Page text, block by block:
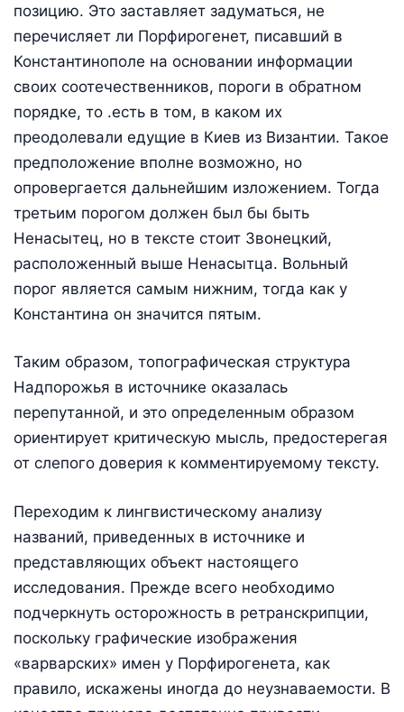
позицию. Это заставляет задуматься, не
перечисляет ли Порфирогенет, писавший в
Константинополе на основании информации
своих соотечественников, пороги в обратном
порядке, то .есть в том, в каком их
преодолевали едущие в Киев из Византии. Такое
предположение вполне возможно, но
опровергается дальнейшим изложением. Тогда
третьим порогом должен был бы быть
Ненасытец, но в тексте стоит Звонецкий,
расположенный выше Ненасытца. Вольный
порог является самым нижним, тогда как у
Константина он значится пятым.
Таким образом, топографическая структура
Надпорожья в источнике оказалась
перепутанной, и это определенным образом
ориентирует критическую мысль, предостерегая
от слепого доверия к комментируемому тексту.
Переходим к лингвистическому анализу
названий, приведенных в источнике и
представляющих объект настоящего
исследования. Прежде всего необходимо
подчеркнуть осторожность в ретранскрипции,
поскольку графические изображения
«варварских» имен у Порфирогенета, как
правило, искажены иногда до неузнаваемости. В